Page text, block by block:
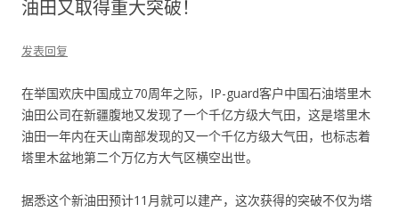
油田又取得重大突破！
发表回复
在举国欢庆中国成立70周年之际，IP-guard客户中国石油塔里木
油田公司在新疆腹地又发现了一个千亿方级大气田，这是塔里木
油田一年内在天山南部发现的又一个千亿方级大气田，也标志着
塔里木盆地第二个万亿方大气区横空出世。
据悉这个新油田预计11月就可以建产，这次获得的突破不仅为塔